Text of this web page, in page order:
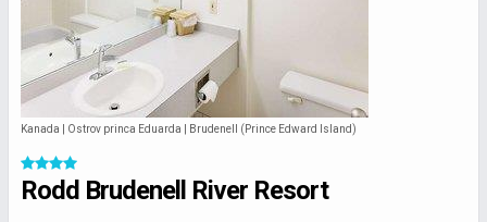
Kanada | Ostrov princa Eduarda | Brudenell (Prince Edward Island)
Rodd Brudenell River Resort